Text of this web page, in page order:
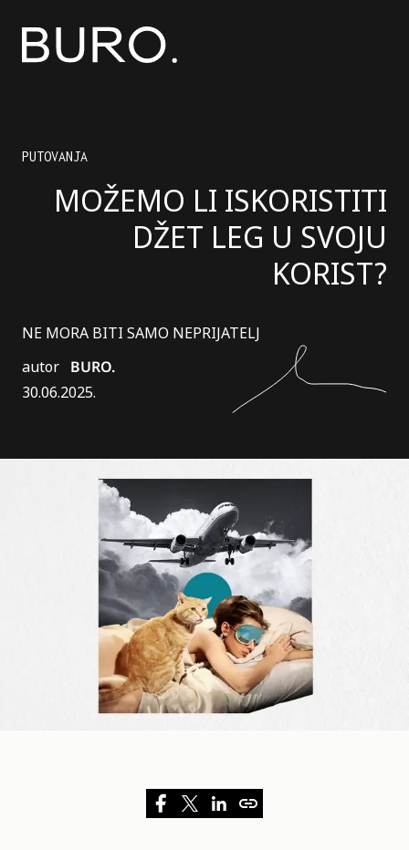
PUTOVANJA
MOŽEMO LI ISKORISTITI
DŽET LEG U SVOJU
KORIST?
NE MORA BITI SAMO NEPRIJATELJ
autor BURO.
30.06.2025.